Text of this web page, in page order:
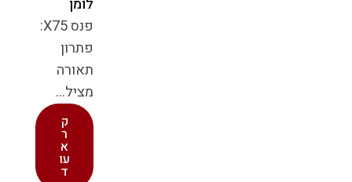
לומן
פנס X75:
פתרון
תאורה
מציל...
ק
ר
א
עו
ד